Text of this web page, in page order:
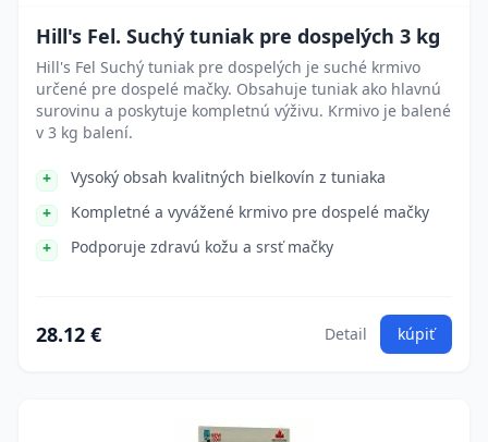
Hill's Fel. Suchý tuniak pre dospelých 3 kg
Hill's Fel Suchý tuniak pre dospelých je suché krmivo
určené pre dospelé mačky. Obsahuje tuniak ako hlavnú
surovinu a poskytuje kompletnú výživu. Krmivo je balené
v 3 kg balení.
Vysoký obsah kvalitných bielkovín z tuniaka
Kompletné a vyvážené krmivo pre dospelé mačky
Podporuje zdravú kožu a srsť mačky
28.12 € Detail kúpiť